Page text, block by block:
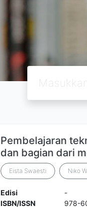
Pembelajaran
dan bagian dari
Eista Swaesti Niko
Edisi
-
ISBN/ISSN
978-